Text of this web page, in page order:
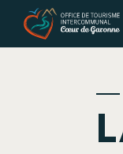
Panel de gestión de